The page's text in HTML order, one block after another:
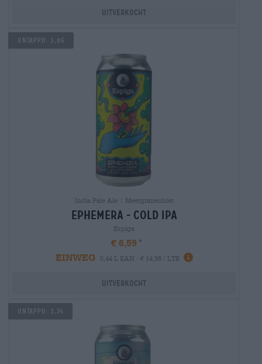
Uitverkocht
UNTAPPD: 3,86
India Pale Ale | Meergranenbier
ephemera - cold ipa
Espiga
€ 6,59
EINWEG
0,44 L KAN - € 14,98 / LTR
Uitverkocht
UNTAPPD: 3,74